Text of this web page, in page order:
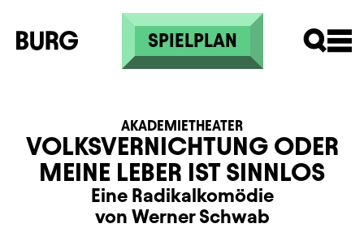
Skip to main content
SPIELPLAN
VOLKSVERNICHTUNG ODER
MEINE LEBER IST SINNLOS
AKADEMIETHEATER
Eine Radikalkomödie
von Werner Schwab